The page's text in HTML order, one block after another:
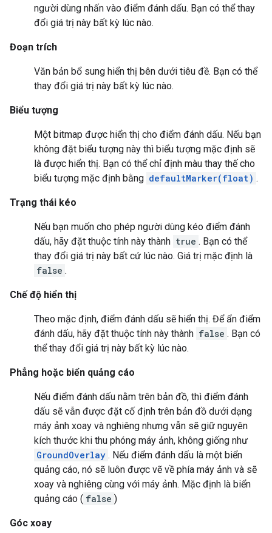
người dùng nhấn vào điểm đánh dấu. Bạn có thể thay
đổi giá trị này bất kỳ lúc nào.
Đoạn trích
Văn bản bổ sung hiển thị bên dưới tiêu đề. Bạn có thể
thay đổi giá trị này bất kỳ lúc nào.
Biểu tượng
Một bitmap được hiển thị cho điểm đánh dấu. Nếu bạn
không đặt biểu tượng này thì biểu tượng mặc định sẽ
là được hiển thị. Bạn có thể chỉ định màu thay thế cho
biểu tượng mặc định bằng defaultMarker(float) .
Trạng thái kéo
Nếu bạn muốn cho phép người dùng kéo điểm đánh
dấu, hãy đặt thuộc tính này thành true . Bạn có thể
thay đổi giá trị này bất cứ lúc nào. Giá trị mặc định là
false .
Chế độ hiển thị
Theo mặc định, điểm đánh dấu sẽ hiển thị. Để ẩn điểm
đánh dấu, hãy đặt thuộc tính này thành false . Bạn có
thể thay đổi giá trị này bất kỳ lúc nào.
Phẳng hoặc biển quảng cáo
Nếu điểm đánh dấu nằm trên bản đồ, thì điểm đánh
dấu sẽ vẫn được đặt cố định trên bản đồ dưới dạng
máy ảnh xoay và nghiêng nhưng vẫn sẽ giữ nguyên
kích thước khi thu phóng máy ảnh, không giống như
GroundOverlay . Nếu điểm đánh dấu là một biển
quảng cáo, nó sẽ luôn được vẽ về phía máy ảnh và sẽ
xoay và nghiêng cùng với máy ảnh. Mặc định là biển
quảng cáo ( false )
Góc xoay